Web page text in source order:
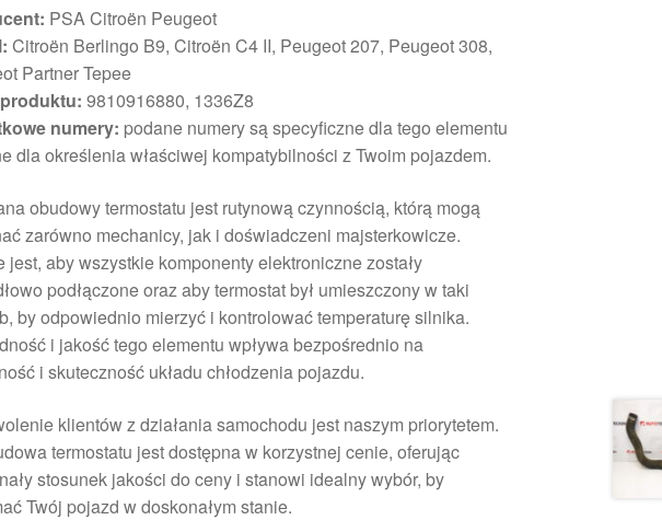
PSA Citroën Peugeot
Citroën Berlingo B9, Citroën C4 II, Peugeot 207, Peugeot 308,
Partner Tepee
9810916880, 1336Z8
numery: podane numery są specyficzne dla tego elementu
dla określenia właściwej kompatybilności z Twoim pojazdem.
obudowy termostatu jest rutynową czynnością, którą mogą
zarówno mechanicy, jak i doświadczeni majsterkowicze.
jest, aby wszystkie komponenty elektroniczne zostały
podłączone oraz aby termostat był umieszczony w taki
by odpowiednio mierzyć i kontrolować temperaturę silnika.
i jakość tego elementu wpływa bezpośrednio na
i skuteczność układu chłodzenia pojazdu.
klientów z działania samochodu jest naszym priorytetem.
termostatu jest dostępna w korzystnej cenie, oferując
stosunek jakości do ceny i stanowi idealny wybór, by
Twój pojazd w doskonałym stanie.